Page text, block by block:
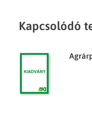
Kapcsolódó